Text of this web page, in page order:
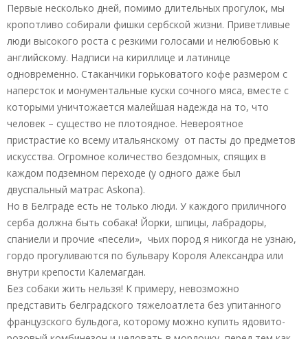
Первые несколько дней, помимо длительных прогулок, мы
кропотливо собирали фишки сербской жизни. Приветливые
люди высокого роста с резкими голосами и нелюбовью к
английскому. Надписи на кириллице и латинице
одновременно. Стаканчики горьковатого кофе размером с
наперсток и монументальные куски сочного мяса, вместе с
которыми уничтожается малейшая надежда на то, что
человек – существо не плотоядное. Невероятное
пристрастие ко всему итальянскому от пасты до предметов
искусства. Огромное количество бездомных, спящих в
каждом подземном переходе (у одного даже был
двуспальный матрас Askona).
Но в Белграде есть не только люди. У каждого приличного
серба должна быть собака! Йорки, шпицы, лабрадоры,
спаниели и прочие «песели», чьих пород я никогда не узнаю,
гордо прогуливаются по бульвару Короля Александра или
внутри крепости Калемагдан.
Без собаки жить нельзя! К примеру, невозможно
представить белградского тяжелоатлета без упитанного
французского бульдога, которому можно купить ядовито-